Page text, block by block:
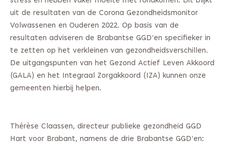
uit de resultaten van de Corona Gezondheidsmonitor
Volwassenen en Ouderen 2022. Op basis van de
resultaten adviseren de Brabantse GGD’en specifieker in
te zetten op het verkleinen van gezondheidsverschillen.
De uitgangspunten van het Gezond Actief Leven Akkoord
(GALA) en het Integraal Zorgakkoord (IZA) kunnen onze
gemeenten hierbij helpen.
Thérèse Claassen, directeur publieke gezondheid GGD
Hart voor Brabant, namens de drie Brabantse GGD’en: